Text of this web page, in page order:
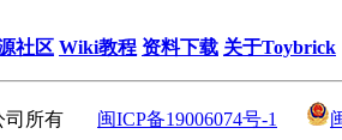
社区 Wiki教程 资料下载 关于Toybrick
司所有 闽ICP备19006074号-1